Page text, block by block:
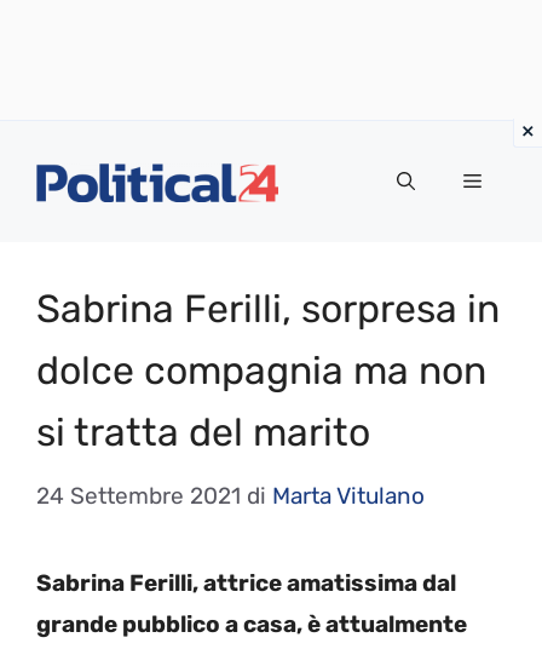
Menu
Sabrina Ferilli, sorpresa in
dolce compagnia ma non
si tratta del marito
24 Settembre 2021 di Marta Vitulano
Sabrina Ferilli, attrice amatissima dal
grande pubblico a casa, è attualmente